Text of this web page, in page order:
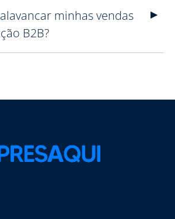
minhas vendas
B2B?